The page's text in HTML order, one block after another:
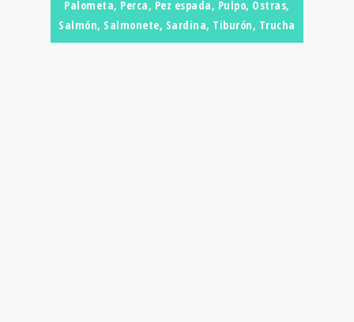
Palometa, Perca, Pez espada, Pulpo, Ostras,
Salmón, Salmonete, Sardina, Tiburón, Trucha